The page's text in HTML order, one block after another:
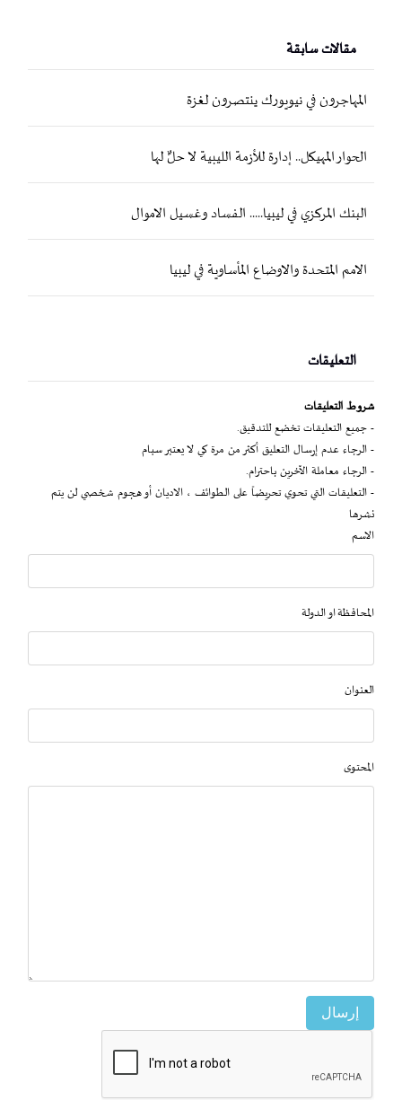
مقالات سابقة
المهاجرون في نيويورك ينتصرون لغزة
الحوار المهيكل.. إدارة للأزمة الليبية لا حلٌّ لها
البنك المركزي في ليبيا..... الفساد وغسيل الاموال
الامم المتحدة والاوضاع المأساوية في ليبيا
التعليقات
شروط التعليقات
- جميع التعليقات تخضع للتدقيق.
- الرجاء عدم إرسال التعليق أكثر من مرة كي لا يعتبر سبام
- الرجاء معاملة الآخرين باحترام.
- التعليقات التي تحوي تحريضاً على الطوائف ، الاديان أو هجوم شخصي لن يتم
نشرها
الاسم
المحافظة او الدولة
العنوان
المحتوى
إرسال